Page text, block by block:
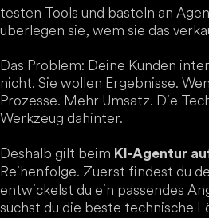
testen Tools und basteln an
überlegen sie, wem sie das
Das Problem: Deine Kunden
nicht. Sie wollen Ergebnisse.
Prozesse. Mehr Umsatz. Die
Werkzeug dahinter.
Deshalb gilt beim KI-Agentur
Reihenfolge. Zuerst findest du
entwickelst du ein passendes
suchst du die beste technische